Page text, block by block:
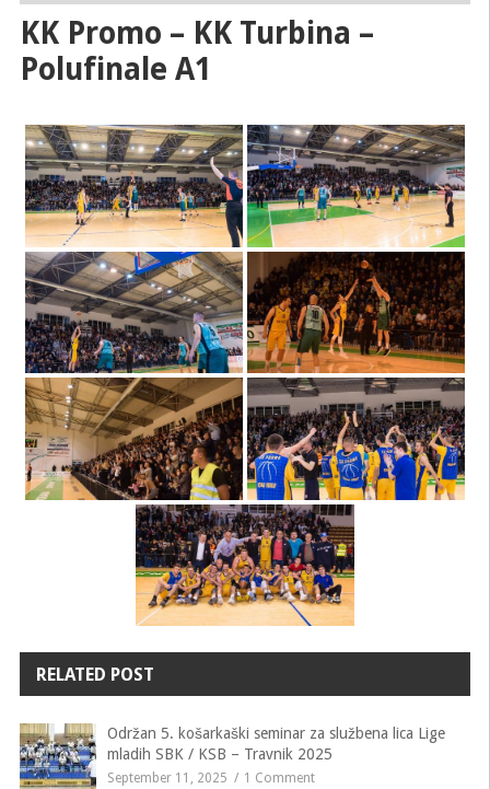
KK Promo – KK Turbina –
Polufinale A1
RELATED POST
Održan 5. košarkaški seminar za službena lica Lige
mladih SBK / KSB – Travnik 2025
September 11, 2025 1 Comment